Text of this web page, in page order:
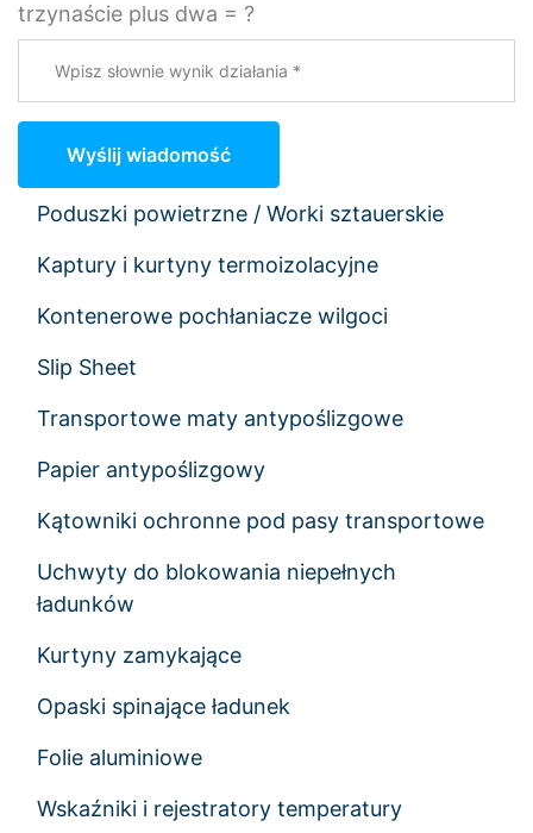
trzynaście plus dwa = ?
Wyślij wiadomość
Poduszki powietrzne / Worki sztauerskie
Kaptury i kurtyny termoizolacyjne
Kontenerowe pochłaniacze wilgoci
Slip Sheet
Transportowe maty antypoślizgowe
Papier antypoślizgowy
Kątowniki ochronne pod pasy transportowe
Uchwyty do blokowania niepełnych
ładunków
Kurtyny zamykające
Opaski spinające ładunek
Folie aluminiowe
Wskaźniki i rejestratory temperatury